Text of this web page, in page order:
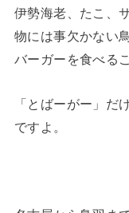
伊勢海老、たこ、
物には事欠かない
バーガーを食べる
「とばーがー」だ
ですよ。